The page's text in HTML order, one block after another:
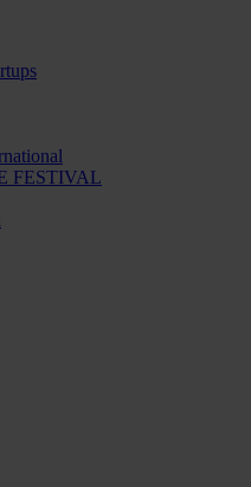
FESTIVAL